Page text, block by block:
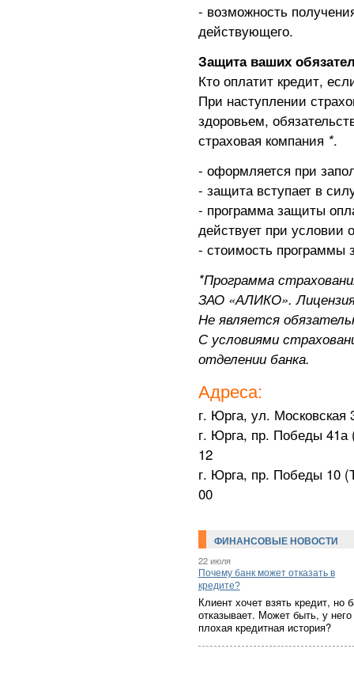
- возможность
действующего.
Защита ваших
Кто оплатит кредит,
При наступлении
здоровьем,
страховая компания *.
- оформляется при
- защита вступает в
- программа защиты
действует при условии
- стоимость программы
*Программа
ЗАО «АЛИКО».
Не является
С условиями
отделении банка.
Адреса:
г. Юрга, ул. Московская
г. Юрга, пр. Победы 41а
12
г. Юрга, пр. Победы 10
00
ФИНАНСОВЫЕ НОВОСТИ
22 июля
Почему банк может отказать в
кредите?
Клиент хочет взять кредит, но
отказывает. Может быть, у него
плохая кредитная история?